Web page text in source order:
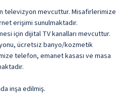
televizyon mevcuttur. Misafirlerimize
erişimi sunulmaktadır.
için dijital TV kanalları mevcuttur.
ücretsiz banyo/kozmetik
telefon, emanet kasası ve masa
inşa edilmiş.